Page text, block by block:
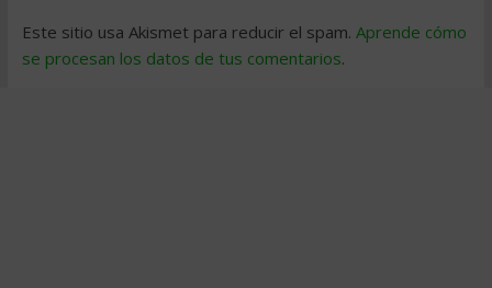
Este sitio usa Akismet para reducir el spam. Aprende cómo
se procesan los datos de tus comentarios.